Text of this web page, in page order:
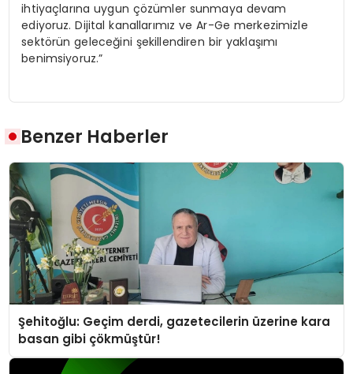
ihtiyaçlarına uygun çözümler sunmaya devam
ediyoruz. Dijital kanallarımız ve Ar-Ge merkezimizle
sektörün geleceğini şekillendiren bir yaklaşımı
benimsiyoruz.”
Benzer Haberler
Şehitoğlu: Geçim derdi, gazetecilerin üzerine kara
basan gibi çökmüştür!